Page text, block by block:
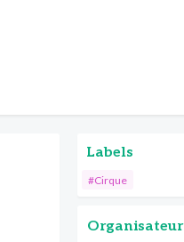
Labels
#Cirque
Organisateur